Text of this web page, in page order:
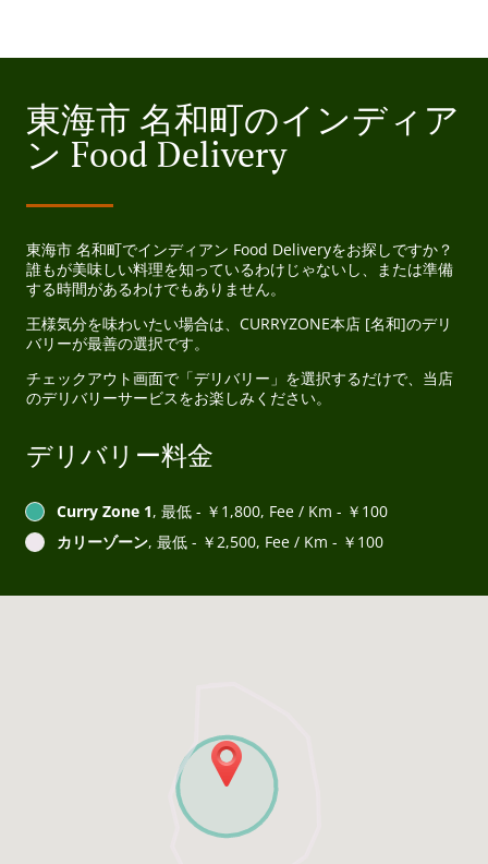
東海市 名和町のインディア
ン Food Delivery
東海市 名和町でインディアン Food Deliveryをお探しですか？
誰もが美味しい料理を知っているわけじゃないし、または準備
する時間があるわけでもありません。
王様気分を味わいたい場合は、CURRYZONE本店 [名和]のデリ
バリーが最善の選択です。
チェックアウト画面で「デリバリー」を選択するだけで、当店
のデリバリーサービスをお楽しみください。
デリバリー料金
Curry Zone 1, 最低 - ￥1,800, Fee / Km - ￥100
カリーゾーン, 最低 - ￥2,500, Fee / Km - ￥100